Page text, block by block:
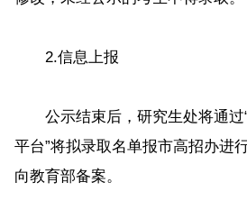
2.信息上报
公示结束后，研究生处将通过
平台”将拟录取名单报市高招办进
向教育部备案。